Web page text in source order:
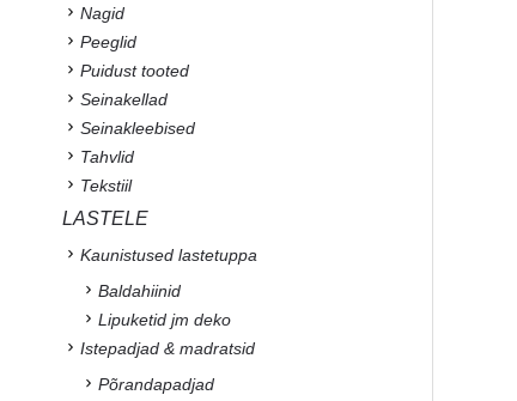
Nagid
Peeglid
Puidust tooted
Seinakellad
Seinakleebised
Tahvlid
Tekstiil
LASTELE
Kaunistused lastetuppa
Baldahiinid
Lipuketid jm deko
Istepadjad & madratsid
Põrandapadjad